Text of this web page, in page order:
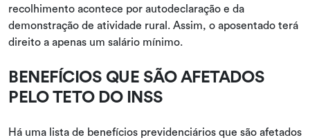
recolhimento acontece por autodeclaração e da
demonstração de atividade rural. Assim, o aposentado terá
direito a apenas um salário mínimo.
BENEFÍCIOS QUE SÃO AFETADOS
PELO TETO DO INSS
Há uma lista de benefícios previdenciários que são afetados